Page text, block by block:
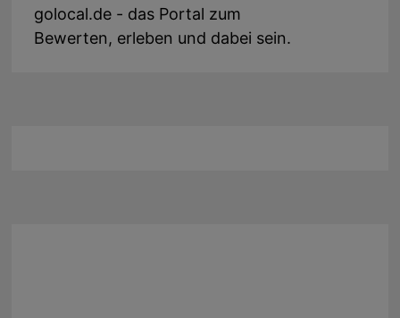
golocal.de - das Portal zum
Bewerten, erleben und dabei sein.